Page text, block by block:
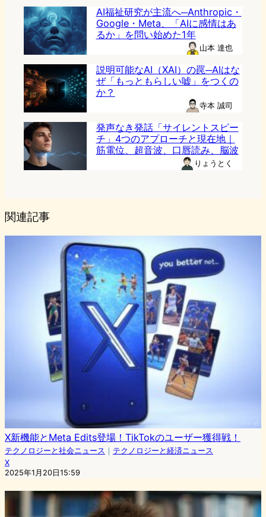
AI福祉研究が主流へ─Anthropic・
Google・Meta、「AIに感情はあ
るか」を問い始めた1年
山本 達也
説明可能なAI（XAI）の罠─AIはな
ぜ「もっともらしい嘘」をつくの
か？
寺本 誠司
発声なき発話「サイレントスピー
チ」4つのアプローチと現在地｜
筋電位、超音波、口唇読み、脳波
りょうとく
関連記事
X新機能とMeta Edits登場！TikTokのユーザー獲得戦！
テクノロジーと社会ニュース ｜ テクノロジーと経済ニュース
X
2025年1月20日15:59